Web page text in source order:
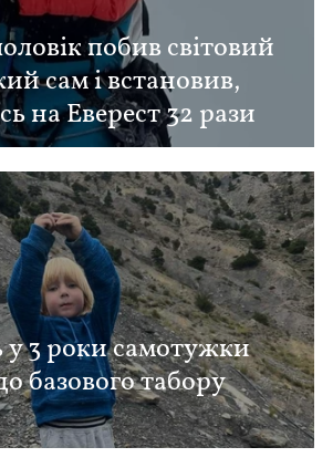
побив світовий
сам і встановив,
на Еверест 32 рази
у 3 роки самотужки
базового табору